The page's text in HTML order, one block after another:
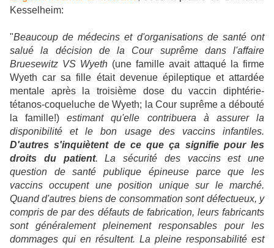
Kesselheim:
"Beaucoup de médecins et d'organisations de santé ont
salué la décision de la Cour suprême dans l'affaire
Bruesewitz VS Wyeth (une famille avait attaqué la firme
Wyeth car sa fille était devenue épileptique et attardée
mentale après la troisième dose du vaccin diphtérie-
tétanos-coqueluche de Wyeth; la Cour suprême a débouté
la famille!)estimant qu'elle contribuera à assurer la
disponibilité et le bon usage des vaccins infantiles.
D'autres s'inquiètent de ce que ça signifie pour les
droits du patient. La sécurité des vaccins est une
question de santé publique épineuse parce que les
vaccins occupent une position unique sur le marché.
Quand d'autres biens de consommation sont défectueux, y
compris de par des défauts de fabrication, leurs fabricants
sont généralement pleinement responsables pour les
dommages qui en résultent. La pleine responsabilité est